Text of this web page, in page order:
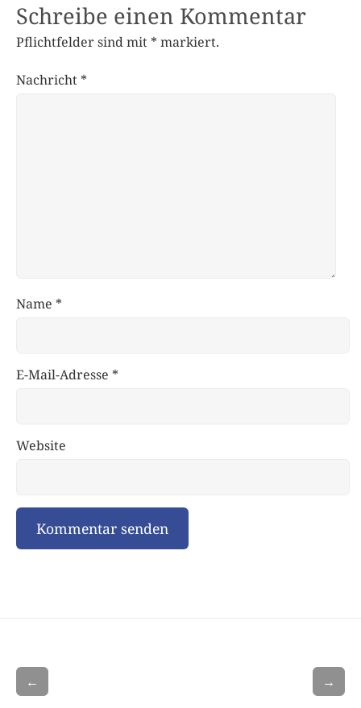
Schreibe einen Kommentar
Pflichtfelder sind mit * markiert.
Nachricht *
Name *
E-Mail-Adresse *
Website
← →